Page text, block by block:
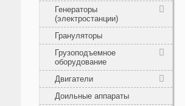
Генераторы
(электростанции)
Грануляторы
Грузоподъемное
оборудование
Двигатели
Доильные аппараты